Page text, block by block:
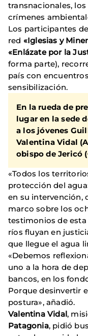
transnacionales,
crímenes
Los participantes
red «Iglesias y
«Enlázate por la
forma parte),
país con
sensibilización.
En la rueda de
lugar en la sede
a los jóvenes
Valentina Vidal
obispo de Jericó
«Todos los
protección del
en su intervención,
marco sobre los
testimonios de esta
ríos fluyan en
que llegue el agua
«Debemos
uno a la hora de
bancos, en los
Porque desinvertir
postura», añadió.
Valentina Vidal,
Patagonia, pidió